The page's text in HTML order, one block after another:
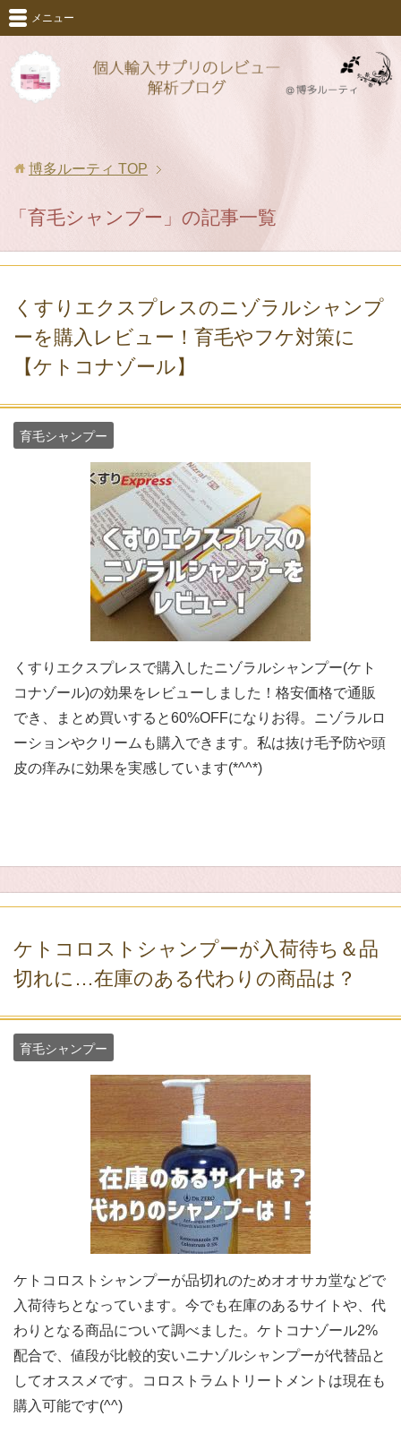
メニュー
博多ルーティ TOP
「育毛シャンプー」の記事一覧
くすりエクスプレスのニゾラルシャンプ
ーを購入レビュー！育毛やフケ対策に
【ケトコナゾール】
育毛シャンプー
くすりエクスプレスで購入したニゾラルシャンプー(ケト
コナゾール)の効果をレビューしました！格安価格で通販
でき、まとめ買いすると60%OFFになりお得。ニゾラルロ
ーションやクリームも購入できます。私は抜け毛予防や頭
皮の痒みに効果を実感しています(*^^*)
ケトコロストシャンプーが入荷待ち＆品
切れに…在庫のある代わりの商品は？
育毛シャンプー
ケトコロストシャンプーが品切れのためオオサカ堂などで
入荷待ちとなっています。今でも在庫のあるサイトや、代
わりとなる商品について調べました。ケトコナゾール2%
配合で、値段が比較的安いニナゾルシャンプーが代替品と
してオススメです。コロストラムトリートメントは現在も
購入可能です(^^)